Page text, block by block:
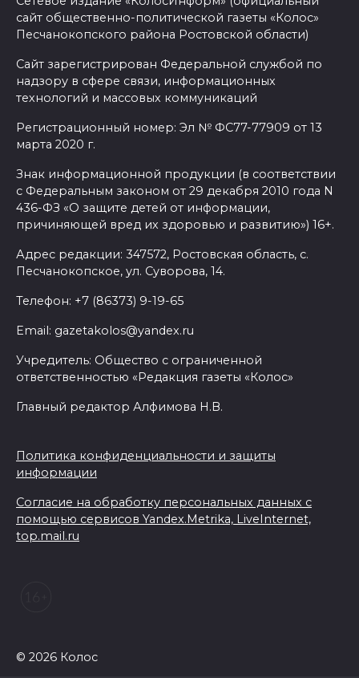
сайт общественно-политической газеты «Колос»
Песчанокопского района Ростовской области)
Сайт зарегистрирован Федеральной службой по
надзору в сфере связи, информационных
технологий и массовых коммуникаций
Регистрационный номер: Эл № ФС77-77909 от 13
марта 2020 г.
Знак информационной продукции (в соответствии
с Федеральным законом от 29 декабря 2010 года N
436-ФЗ «О защите детей от информации,
причиняющей вред их здоровью и развитию») 16+.
Адрес редакции: 347572, Ростовская область, с.
Песчанокопское, ул. Суворова, 14.
Телефон: +7 (86373) 9-19-65
Email: gazetakolos@yandex.ru
Учредитель: Общество с ограниченной
ответственностью «Редакция газеты «Колос»
Главный редактор Алфимова Н.В.
Политика конфиденциальности и защиты
информации
Согласие на обработку персональных данных с
помощью сервисов Yandex.Metrika, LiveInternet,
top.mail.ru
© 2026 Колос